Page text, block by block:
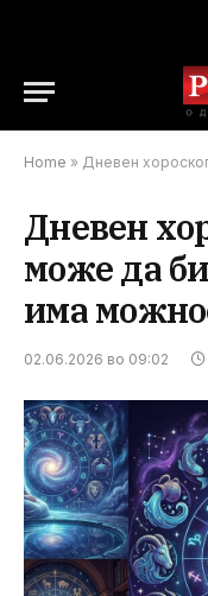
Home » Дневен хороскоп:
Дневен
може да
има
02.06.2026 во 09:02